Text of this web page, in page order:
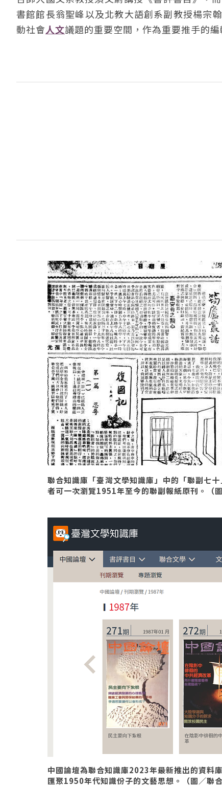
書館館長翁聖峰以及北教大語創系副教授楊宗
動社會人文議題的重要空間，作為重要推手的
聯合知識庫「臺灣文學知識庫」中的「聯副七
者可一次瀏覽1951年至今的聯副報紙原刊。（圖
中國論壇為聯合知識庫2023年最新推出的資料
匯聚1950年代知識份子的文藝思想。（圖／聯合